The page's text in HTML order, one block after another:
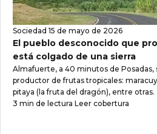
Sociedad 15 de mayo de 2026
El pueblo desconocido que
está colgado de una sierra
Almafuerte, a 40 minutos de Posadas,
productor de frutas tropicales:
pitaya (la fruta del dragón), entre otras.
3 min de lectura Leer cobertura